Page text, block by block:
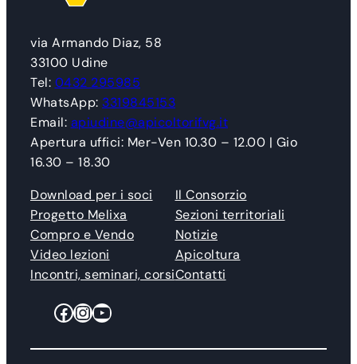
via Armando Diaz, 58
33100 Udine
Tel: 0432 295985
WhatsApp: 3319845153
Email: apiudine@apicoltorifvg.it
Apertura uffici: Mer-Ven 10.30 – 12.00 | Gio
16.30 – 18.30
Download per i soci
Progetto Melixa
Compro e Vendo
Video lezioni
Incontri, seminari, corsi
Il Consorzio
Sezioni territoriali
Notizie
Apicoltura
Contatti
Facebook
Instagram
YouTube